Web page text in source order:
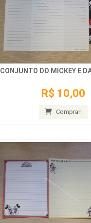
CONJUNTO DO MICKEY E
R$ 10,00
Comprar!